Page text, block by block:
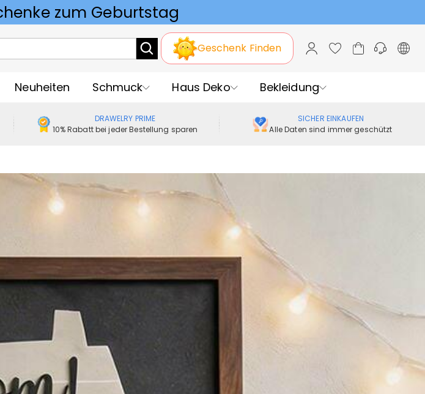
Geschenk Finden
Neuheiten Schmuck Haus Deko Bekleidung
DRAWELRY PRIME
10% Rabatt bei jeder Bestellung sparen
SICHER EINKAUFEN
Alle Daten sind immer geschützt